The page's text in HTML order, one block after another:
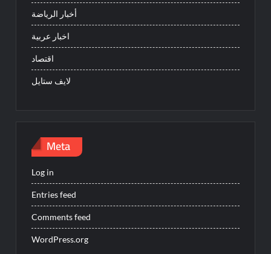
أخبار الرياضة
اخبار عربية
اقتصاد
لايف ستايل
Meta
Log in
Entries feed
Comments feed
WordPress.org